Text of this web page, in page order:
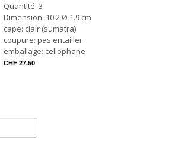
Quantité: 3
Dimension: 10.2 Ø 1.9 cm
cape: clair (sumatra)
coupure: pas entailler
emballage: cellophane
CHF 27.50